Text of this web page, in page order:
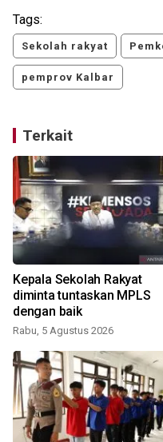
Tags:
Sekolah rakyat
pemprov Kalbar
Terkait
Kepala Sekolah Rakyat
diminta tuntaskan MPLS
dengan baik
Rabu, 5 Agustus 2026